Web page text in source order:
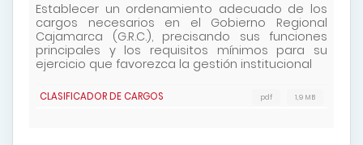
Establecer un ordenamiento adecuado de los
cargos necesarios en el Gobierno Regional
Cajamarca (G.R.C.), precisando sus funciones
principales y los requisitos mínimos para su
ejercicio que favorezca la gestión institucional
CLASIFICADOR DE CARGOS 1,9 MB
pdf